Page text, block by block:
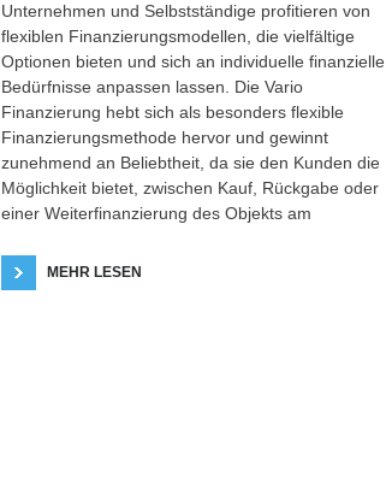
Unternehmen und Selbstständige profitieren von
flexiblen Finanzierungsmodellen, die vielfältige
Optionen bieten und sich an individuelle finanzielle
Bedürfnisse anpassen lassen. Die Vario
Finanzierung hebt sich als besonders flexible
Finanzierungsmethode hervor und gewinnt
zunehmend an Beliebtheit, da sie den Kunden die
Möglichkeit bietet, zwischen Kauf, Rückgabe oder
einer Weiterfinanzierung des Objekts am
MEHR LESEN